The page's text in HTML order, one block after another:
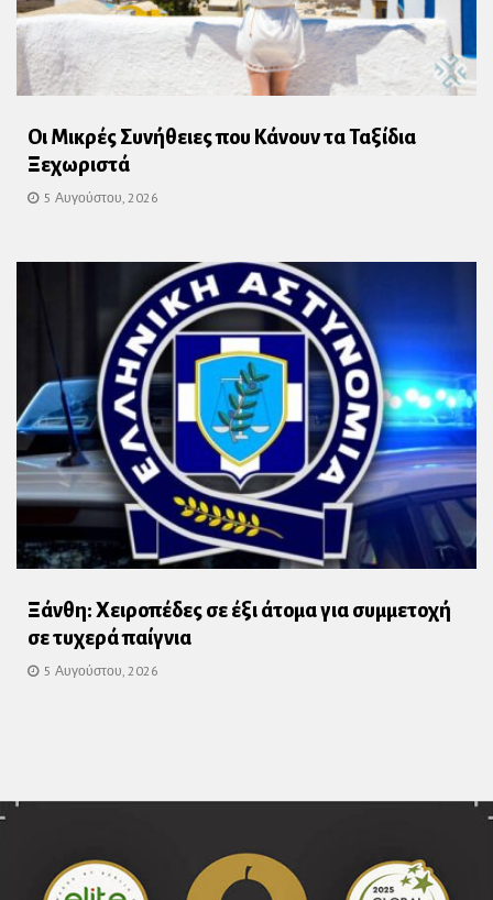
Οι Μικρές Συνήθειες που Κάνουν τα Ταξίδια
Ξεχωριστά
5 Αυγούστου, 2026
Ξάνθη: Χειροπέδες σε έξι άτομα για συμμετοχή
σε τυχερά παίγνια
5 Αυγούστου, 2026